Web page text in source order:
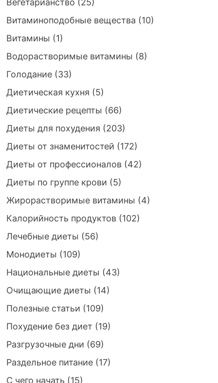
Вегетарианство (25)
Витаминоподобные вещества (10)
Витамины (1)
Водорастворимые витамины (8)
Голодание(33)
Диетическая кухня (5)
Диетические рецепты (66)
Диеты для похудения (203)
Диеты от знаменитостей (172)
Диеты от профессионалов(42)
Диеты по группе крови (5)
Жирорастворимые витамины (4)
Калорийность продуктов(102)
Лечебные диеты (56)
Монодиеты (109)
Национальные диеты (43)
Очищающие диеты (14)
Полезные статьи (109)
Похудение без диет (19)
Разгрузочные дни (69)
Раздельное питание(17)
С чего начать (15)